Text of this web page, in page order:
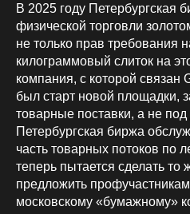
В 2025 году Петербургская
физической торговли
не только прав требования
килограммовый слиток на
компания, с которой связан
был старт новой площадки,
товарные поставки, а не
Петербургская биржа
часть товарных потоков по
теперь пытается сделать
предложить
московскому «бумажному»